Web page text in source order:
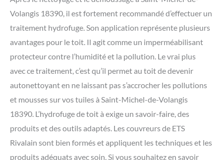
Volangis 18390, il est fortement recommandé d’effectuer un
traitement hydrofuge. Son application représente plusieurs
avantages pour le toit. Il agit comme un imperméabilisant
protecteur contre l’humidité et la pollution. Le vrai plus
avec ce traitement, c’est qu’il permet au toit de devenir
autonettoyant en ne laissant pas s’accrocher les pollutions
et mousses sur vos tuiles à Saint-Michel-de-Volangis
18390. L’hydrofuge de toit à exige un savoir-faire, des
produits et des outils adaptés. Les couvreurs de ETS
Rivalain sont bien formés et appliquent les techniques et les
produits adéquats avec soin. Si vous souhaitez en savoir